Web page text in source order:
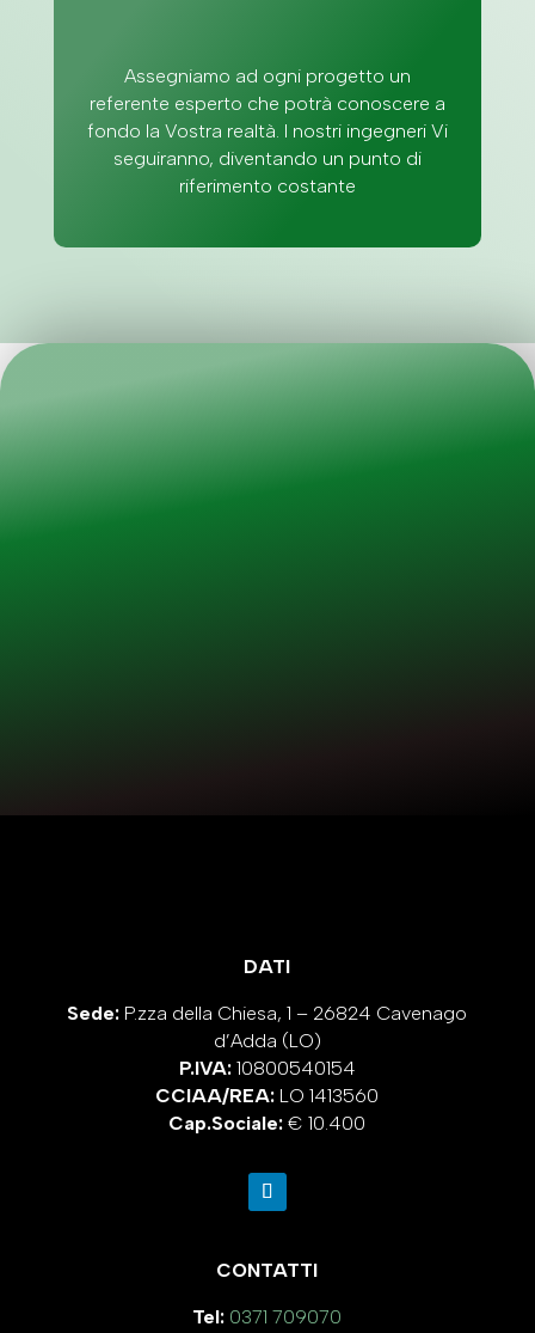
Assegniamo ad ogni progetto un
referente esperto che potrà conoscere a
fondo la Vostra realtà. I nostri ingegneri Vi
seguiranno, diventando un punto di
riferimento costante
RICHIEDETE UNA
PRIMA CONSULENZA
DATI
Sede: P.zza della Chiesa, 1 – 26824 Cavenago
d’Adda (LO)
P.IVA: 10800540154
CCIAA/REA: LO 1413560
Cap.Sociale:€ 10.400
CONTATTI
Tel: 0371 709070